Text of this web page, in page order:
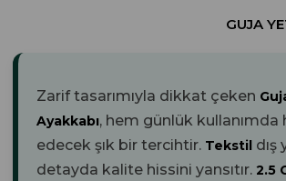
GUJA
Zarif tasarımıyla dikkat çeken
Ayakkabı, hem günlük
edecek şık bir tercihtir. Tekstil dış
detayda kalite hissini yansıtır. 2.5